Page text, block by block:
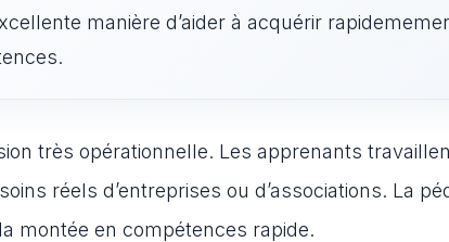
manière d’aider à acquérir
très opérationnelle. Les apprenants
réels d’entreprises ou d’associations. La
montée en compétences rapide.